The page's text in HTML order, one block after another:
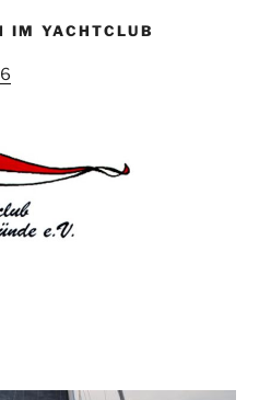
IM YACHTCLUB